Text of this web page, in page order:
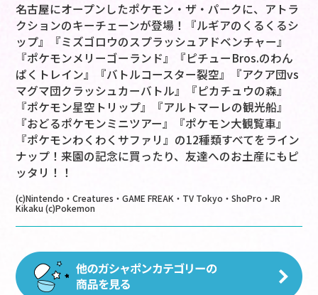
名古屋にオープンしたポケモン・ザ・パークに、アトラ
クションのキーチェーンが登場！『ルギアのくるくるシ
ップ』『ミズゴロウのスプラッシュアドベンチャー』
『ポケモンメリーゴーランド』『ピチューBros.のわん
ぱくトレイン』『バトルコースター裂空』『アクア団vs
マグマ団クラッシュカーバトル』『ピカチュウの森』
『ポケモン星空トリップ』『アルトマーレの観光船』
『おどるポケモンミニツアー』『ポケモン大観覧車』
『ポケモンわくわくサファリ』の12種類すべてをライン
ナップ！来園の記念に買ったり、友達へのお土産にもピ
ッタリ！！
(c)Nintendo・Creatures・GAME FREAK・TV Tokyo・ShoPro・JR
Kikaku (c)Pokemon